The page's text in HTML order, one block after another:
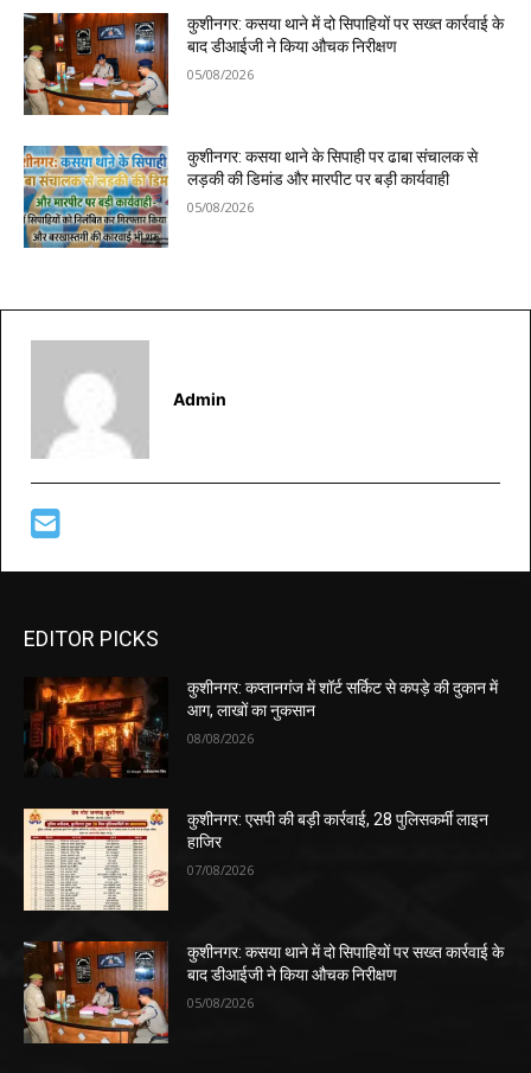
कुशीनगर: कसया थाने में दो सिपाहियों पर सख्त कार्रवाई के
बाद डीआईजी ने किया औचक निरीक्षण
05/08/2026
कुशीनगर: कसया थाने के सिपाही पर ढाबा संचालक से
लड़की की डिमांड और मारपीट पर बड़ी कार्यवाही
05/08/2026
Admin
EDITOR PICKS
कुशीनगर: कप्तानगंज में शॉर्ट सर्किट से कपड़े की दुकान में
आग, लाखों का नुकसान
08/08/2026
कुशीनगर: एसपी की बड़ी कार्रवाई, 28 पुलिसकर्मी लाइन
हाजिर
07/08/2026
कुशीनगर: कसया थाने में दो सिपाहियों पर सख्त कार्रवाई के
बाद डीआईजी ने किया औचक निरीक्षण
05/08/2026